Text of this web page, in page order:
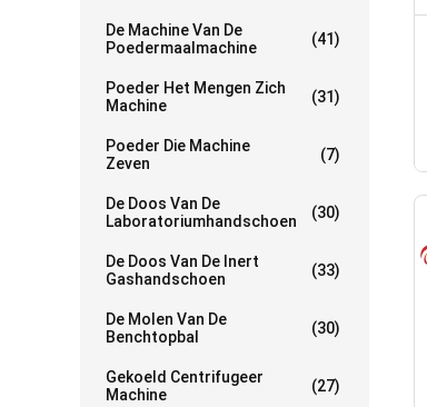
De Machine Van De
Poedermaalmachine
(41)
Poeder Het Mengen Zich
Machine
(31)
Poeder Die Machine
Zeven
(7)
De Doos Van De
Laboratoriumhandschoen
(30)
De Doos Van De Inert
Gashandschoen
(33)
De Molen Van De
Benchtopbal
(30)
Gekoeld Centrifugeer
Machine
(27)